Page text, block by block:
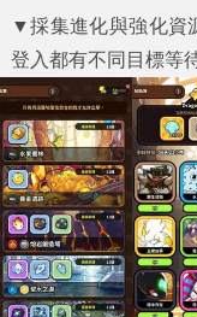
▼採集進化與強化資
登入都有不同目標等